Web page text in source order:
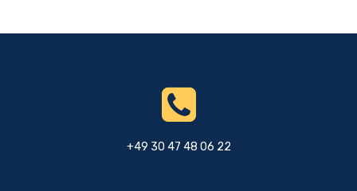
+49 30 47 48 06 22